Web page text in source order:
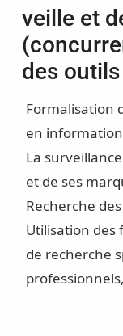
veille et
des
Formalisation
en
La
et de ses
Recherche
Utilisation des
de recherche